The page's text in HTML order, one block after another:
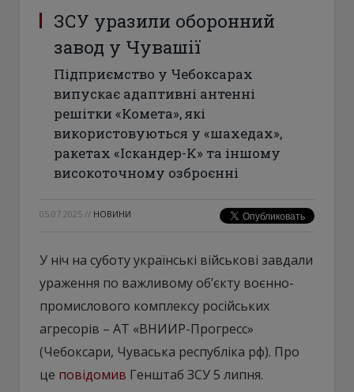
ЗСУ уразили оборонний
завод у Чувашії
Підприємство у Чебоксарах
випускає адаптивні антенні
решітки «Комета», які
використовуються у «шахедах»,
ракетах «Іскандер-К» та іншому
високоточному озброєнні
05.07.2025 // НОВИНИ
У ніч на суботу українські військові завдали
ураження по важливому об’єкту воєнно-
промислового комплексу російських
агресорів – АТ «ВНИИР-Прогресс»
(Чебоксари, Чуваська республіка рф). Про
це повідомив Генштаб ЗСУ 5 липня.